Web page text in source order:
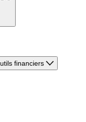
financiers